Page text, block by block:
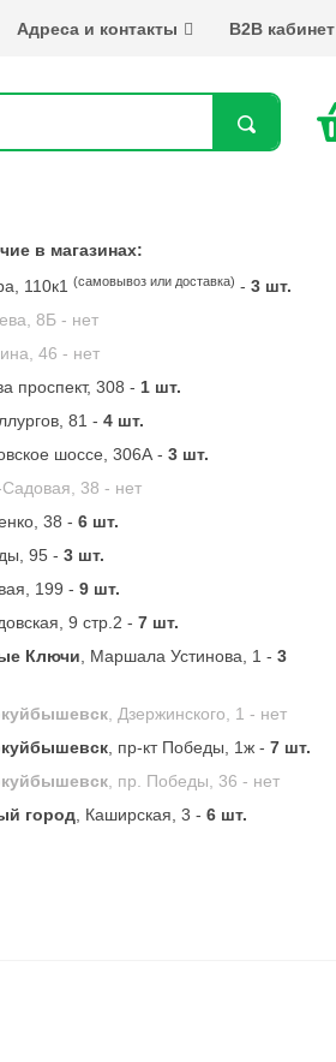
Адреса и контакты B2B кабинет
Найти
в магазинах:
110к1(самовывоз или доставка) -3 шт.
8Б - нет
46 - нет
проспект, 308 - 1 шт.
81 -4 шт.
шоссе, 306А -3 шт.
38 - нет
38 -6 шт.
95 -3 шт.
199 -9 шт.
9 стр.2 -7 шт.
Ключи , Маршала Устинова, 1 -3
, Дзержинского, 1 - нет
, пр-кт Победы, 1ж -7 шт.
, пр. Победы, 36 - нет
город , Каширская, 3 -6 шт.